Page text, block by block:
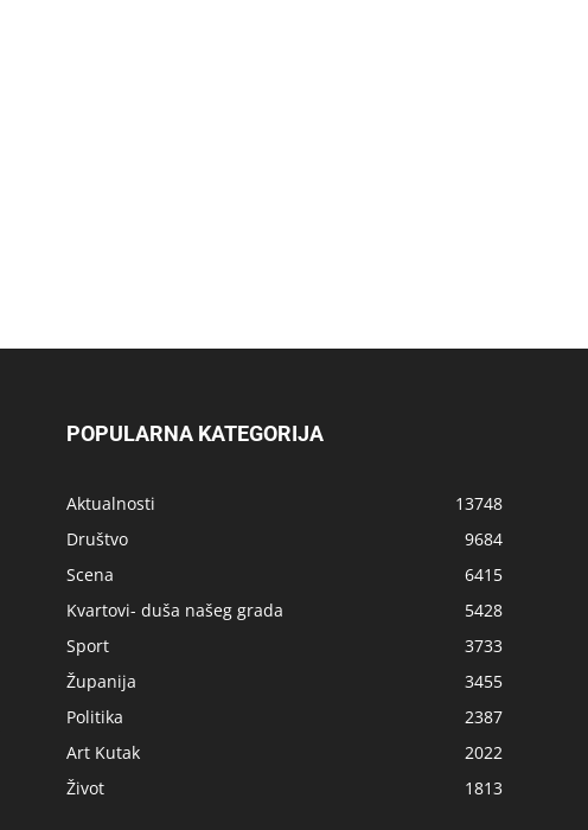
POPULARNA KATEGORIJA
Aktualnosti
13748
Društvo
9684
Scena
6415
Kvartovi- duša našeg grada
5428
Sport
3733
Županija
3455
Politika
2387
Art Kutak
2022
Život
1813